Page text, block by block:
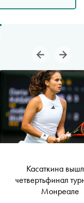
Касаткина
четвертьфинал
Монреале